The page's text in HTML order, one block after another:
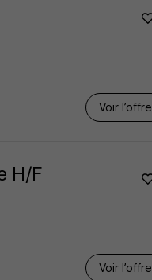
Voir l’offre
H/F
Voir l’offre